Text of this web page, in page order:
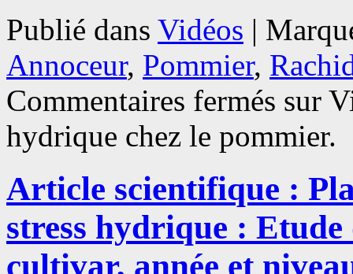
Publié dans Vidéos |
Annoceur, Pommier,
Commentaires fermés sur
hydrique chez le pommier.
Article scientifique :
stress hydrique :
cultivar, année et